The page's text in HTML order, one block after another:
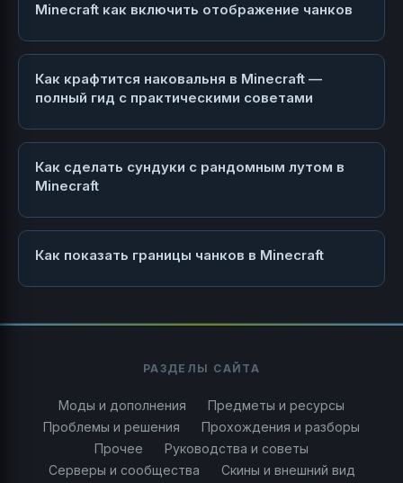
Minecraft как включить отображение чанков
Как крафтится наковальня в Minecraft —
полный гид с практическими советами
Как сделать сундуки с рандомным лутом в
Minecraft
Как показать границы чанков в Minecraft
РАЗДЕЛЫ САЙТА
Моды и дополнения
Предметы и ресурсы
Проблемы и решения
Прохождения и разборы
Прочее
Руководства и советы
Серверы и сообщества
Скины и внешний вид